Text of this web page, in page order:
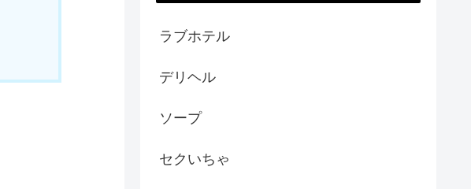
ラブホテル
デリヘル
ソープ
セクいちゃ